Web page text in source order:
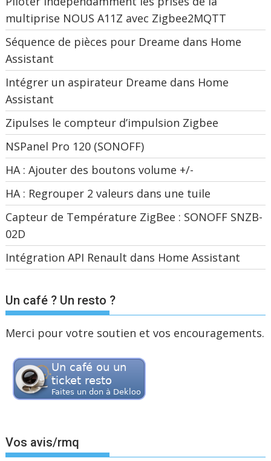
multiprise NOUS A11Z avec Zigbee2MQTT
Séquence de pièces pour Dreame dans Home
Assistant
Intégrer un aspirateur Dreame dans Home
Assistant
Zipulses le compteur d’impulsion Zigbee
NSPanel Pro 120 (SONOFF)
HA : Ajouter des boutons volume +/-
HA : Regrouper 2 valeurs dans une tuile
Capteur de Température ZigBee : SONOFF SNZB-
02D
Intégration API Renault dans Home Assistant
Un café ? Un resto ?
Merci pour votre soutien et vos encouragements.
Vos avis/rmq